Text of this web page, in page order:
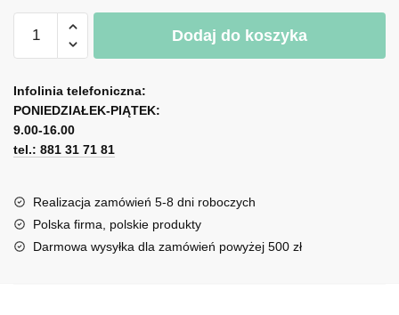
Foto-
z
jasnymi,
kolorowymi
kwiatkami
Dodaj do koszyka
l
t
e
r
a
t
i
Infolinia telefoniczna:
PONIEDZIAŁEK-PIĄTEK:
9.00-16.00
tel.: 881 31 71 81
Realizacja zamówień 5-8 dni roboczych
Polska firma, polskie produkty
Darmowa wysyłka dla zamówień powyżej 500 zł